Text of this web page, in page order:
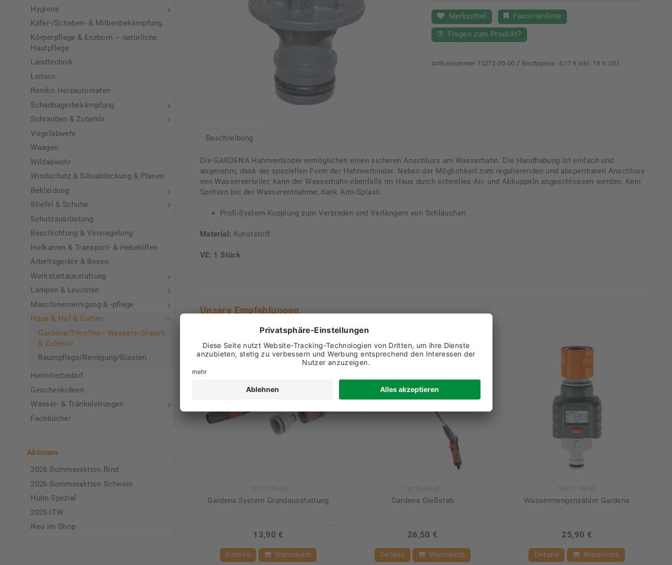
Hygiene
Käfer-/Schaben- & Milbenbekämpfung
Körperpflege & Enzborn – natürliche
Hautpflege
Landtechnik
Leitern
Remko Heizautomaten
Schadnagerbekämpfung
Schrauben & Zubehör
Vogelabwehr
Waagen
Wildabwehr
Windschutz & Siloabdeckung & Planen
Bekleidung
Stiefel & Schuhe
Schutzausrüstung
Beschichtung & Versiegelung
Hofkarren & Transport- & Hebehilfen
Arbeitsgeräte & Besen
Werkstattausstattung
Lampen & Leuchten
Maschinenreinigung & -pflege
Haus & Hof & Garten
Gardena/Tricoflex - Wasserschlauch
& Zubehör
Raumpflege/Reinigung/Bürsten
Heimtierbedarf
Geschenkideen
Wasser- & Tränkeleitungen
Fachbücher
Aktionen
2026 Sommeraktion Rind
2026 Sommeraktion Schwein
Huhn Spezial
2025 ITW
Neu im Shop
Merkzettel
Favoritenliste
Fragen zum Produkt?
Artikelnummer75272-00-00 / Bruttopreis:4,17 € inkl. 19 % USt.
Beschreibung
Die GARDENA Hahnverbinder ermöglichen einen sicheren Anschluss am Wasserhahn. Die Handhabung ist einfach und
angenehm, dank der speziellen Form der Hahnverbinder. Neben der Möglichkeit zum regulierenden und absperrbaren Anschluss
von Wasserverteiler, kann der Wasserhahn ebenfalls im Haus durch schnelles An- und Abkuppeln angeschlossen werden. Kein
Spritzen bei der Wasserentnahme, dank Anti-Splash.
Profi-System-Kupplung zum Verbinden und Verlängern von Schläuchen
Material: Kunststoff
VE: 1 Stück
Unsere Empfehlungen
Gardena System Grundausstattung
13,90 €
Details Warenkorb
Gardena Gießstab
26,50 €
Details Warenkorb
Wassermengenzähler Gardena
25,90 €
Details Warenkorb